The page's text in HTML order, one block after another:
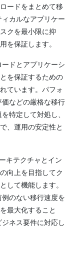
ードをまとめて移
カルなアプリケー
クを最小限に抑
を保証します。
ドとアプリケーシ
を保証するための
ています。パフォ
などの厳格な移行
特定して対処し、
、運用の安定性と
キテクチャとイン
向上を目指してク
して機能します。
のない移行速度を
最大化すること
ネス要件に対応し